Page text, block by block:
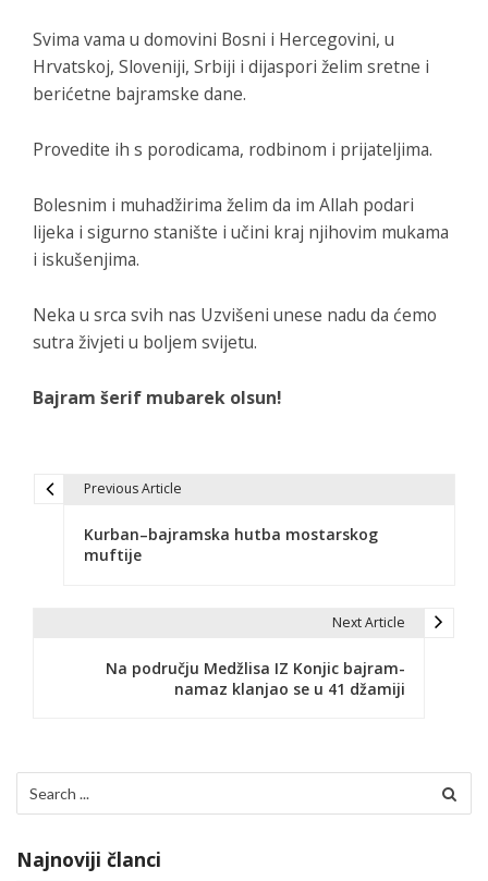
Svima vama u domovini Bosni i Hercegovini, u
Hrvatskoj, Sloveniji, Srbiji i dijaspori želim sretne i
berićetne bajramske dane.
Provedite ih s porodicama, rodbinom i prijateljima.
Bolesnim i muhadžirima želim da im Allah podari
lijeka i sigurno stanište i učini kraj njihovim mukama
i iskušenjima.
Neka u srca svih nas Uzvišeni unese nadu da ćemo
sutra živjeti u boljem svijetu.
Bajram šerif mubarek olsun!
i
j
a
Previous Article
Kurban–bajramska hutba mostarskog
muftije
Next Article
Na području Medžlisa IZ Konjic bajram-
namaz klanjao se u 41 džamiji
for:
Najnoviji članci